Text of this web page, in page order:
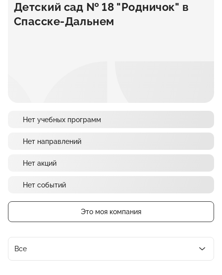
Детский сад № 18 "Родничок" в
Спасске-Дальнем
Нет учебных программ
Нет направлений
Нет акций
Нет событий
Это моя компания
Все